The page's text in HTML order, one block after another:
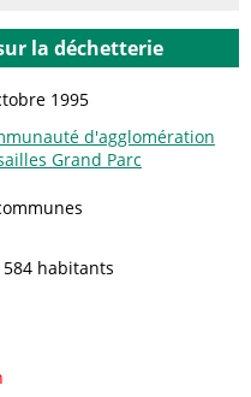
la déchetterie
1995
d'agglomération
Grand Parc
584 habitants